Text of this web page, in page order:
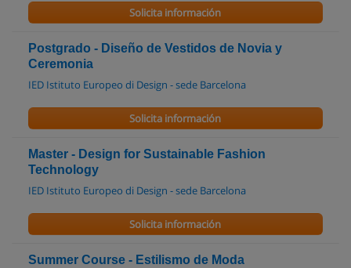
Solicita información
Postgrado - Diseño de Vestidos de Novia y
Ceremonia
IED Istituto Europeo di Design - sede Barcelona
Solicita información
Master - Design for Sustainable Fashion
Technology
IED Istituto Europeo di Design - sede Barcelona
Solicita información
Summer Course - Estilismo de Moda